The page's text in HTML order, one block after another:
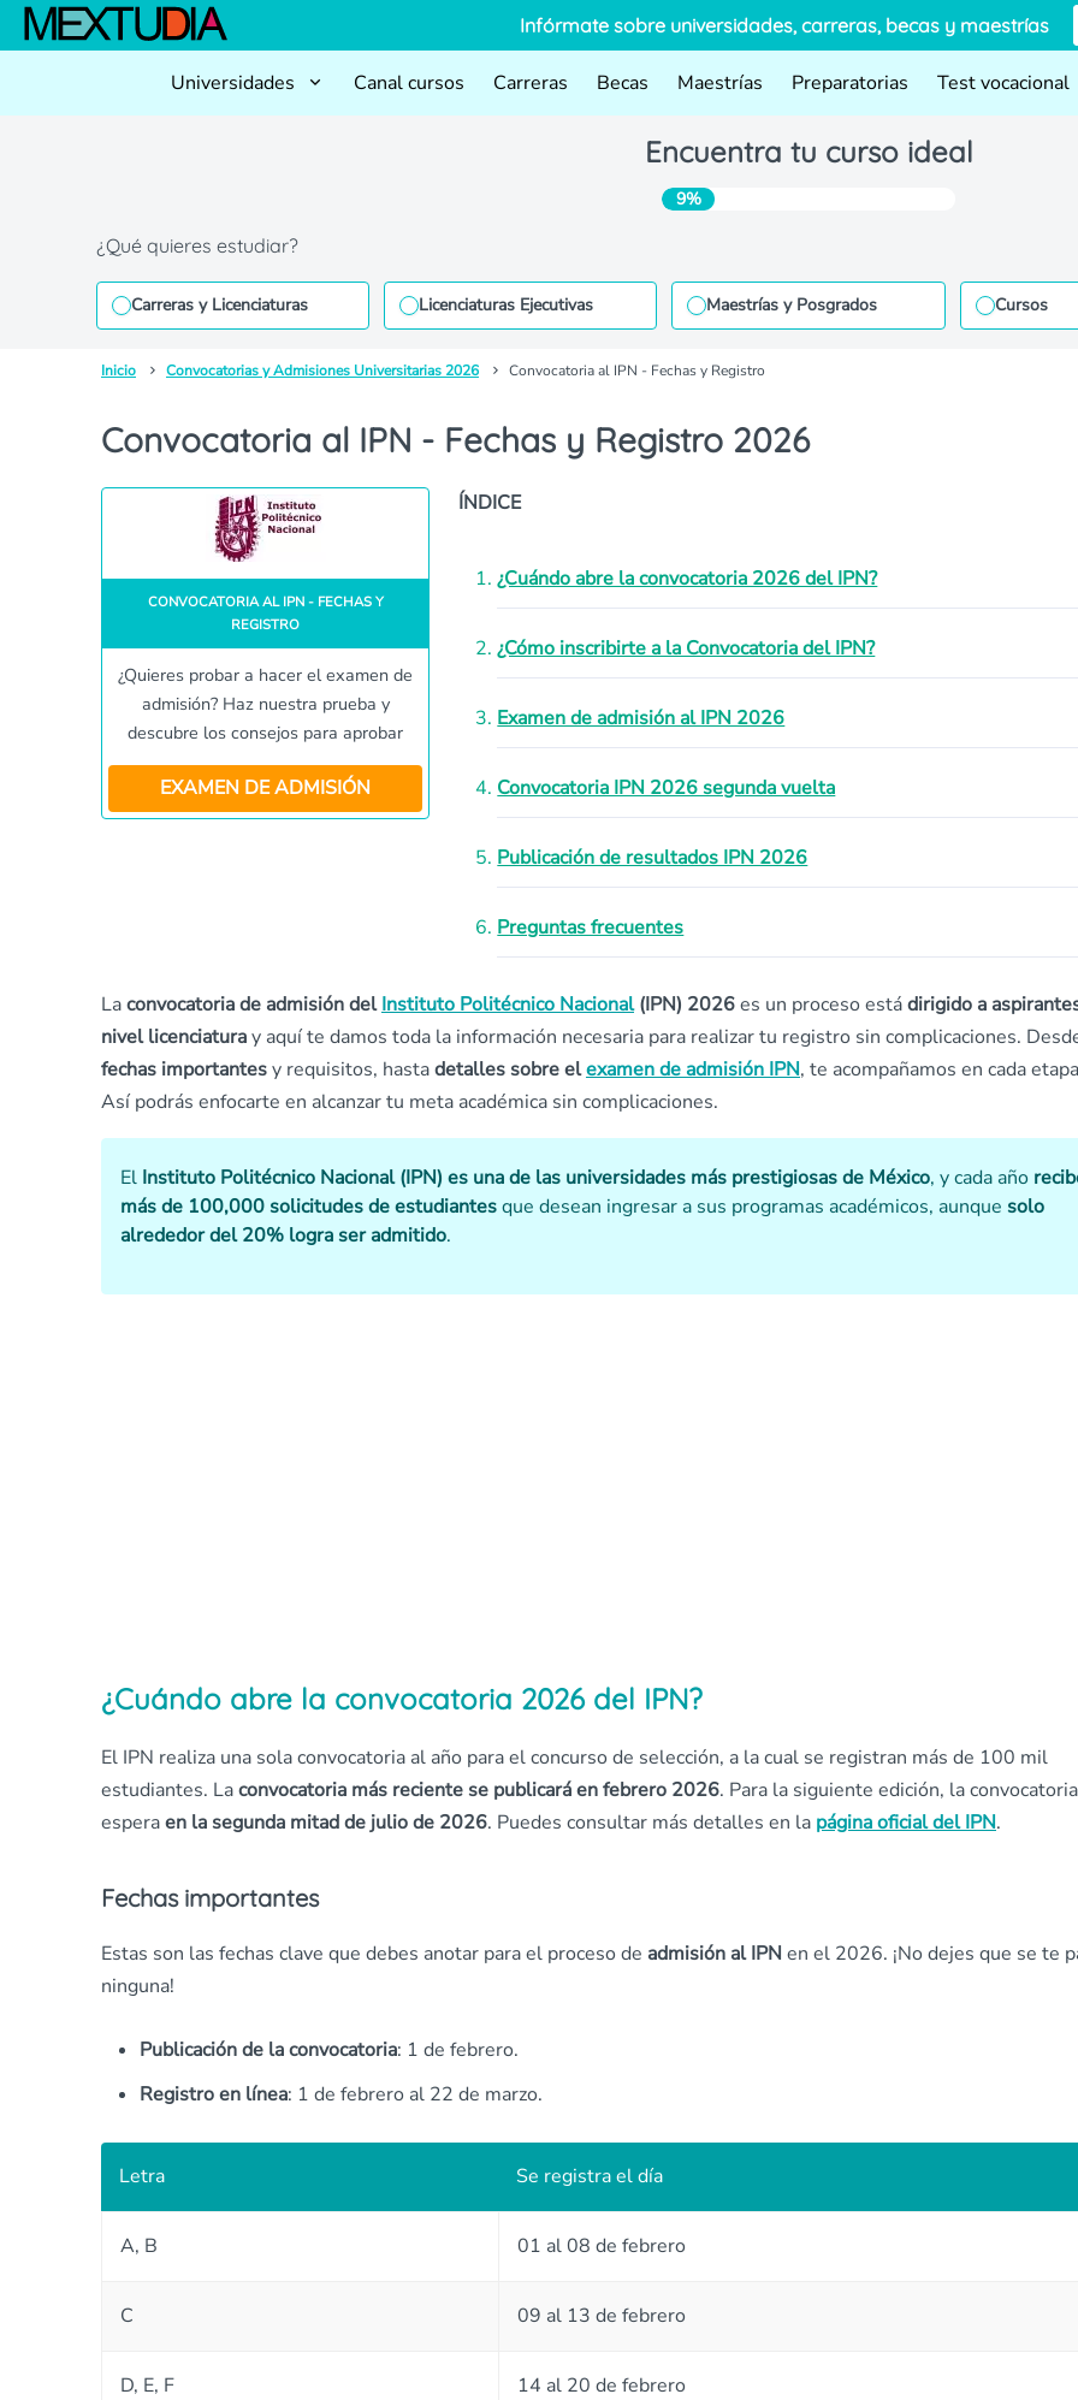
Infórmate sobre universidades, carreras, becas y maestrías
Universidades Canal cursos Carreras Becas Maestrías Preparatorias Test vocacional
Encuentra tu curso ideal
9%
¿Qué quieres estudiar?
Carreras y Licenciaturas Licenciaturas Ejecutivas Maestrías y Posgrados Cursos
Inicio Convocatorias y Admisiones Universitarias 2026 Convocatoria al IPN - Fechas y Registro
Convocatoria al IPN - Fechas y Registro 2026
CONVOCATORIA AL IPN - FECHAS Y
REGISTRO
¿Quieres probar a hacer el examen de
admisión? Haz nuestra prueba y
descubre los consejos para aprobar
EXAMEN DE ADMISIÓN
ÍNDICE
¿Cuándo abre la convocatoria 2026 del IPN?
¿Cómo inscribirte a la Convocatoria del IPN?
Examen de admisión al IPN 2026
Convocatoria IPN 2026 segunda vuelta
Publicación de resultados IPN 2026
Preguntas frecuentes
Laconvocatoria de admisión delInstituto Politécnico Nacional(IPN) 2026es un proceso estádirigido a
nivel licenciaturay aquí te damos toda la información necesaria para realizar tu registro sin complicaciones.
fechas importantesy requisitos, hastadetalles sobre elexamen de admisión IPN, te acompañamos en cada
Así podrás enfocarte en alcanzar tu meta académica sin complicaciones.
El Instituto Politécnico Nacional (IPN) es una de las universidades más prestigiosas de México, y cada año
más de 100,000 solicitudes de estudiantesque desean ingresar a sus programas académicos, aunque solo
alrededor del 20% logra ser admitido.
¿Cuándo abre la convocatoria 2026 del IPN?
El IPN realiza una sola convocatoria al año para el concurso de selección, a la cual se registran más de 100 mil
estudiantes. Laconvocatoria más reciente se publicará en febrero 2026. Para la siguiente edición, la
esperaen la segunda mitad de julio de 2026. Puedes consultar más detalles en la página oficial del IPN.
Fechas importantes
Estas son las fechas clave que debes anotar para el proceso de admisión al IPN en el 2026. ¡No dejes que se te
ninguna!
Publicación de la convocatoria: 1 de febrero.
Registro en línea: 1 de febrero al 22 de marzo.
Letra Se registra el día
A, B 01 al 08 de febrero
C 09 al 13 de febrero
D, E, F 14 al 20 de febrero